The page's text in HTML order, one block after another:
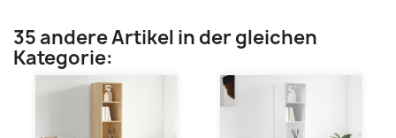
35 andere Artikel in der gleichen
Kategorie: